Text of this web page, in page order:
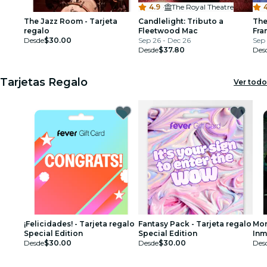
The Jazz Room - Tarjeta
regalo
Desde$30.00
4.9 ·
The Royal Theatre
Candlelight: Tributo a
Fleetwood Mac
Sep 26 - Dec 26
Desde$37.80
Sep
Tarjetas Regalo Ver todo
¡Felicidades! - Tarjeta regalo
Special Edition
Desde$30.00
Fantasy Pack - Tarjeta regalo
Special Edition
Desde$30.00